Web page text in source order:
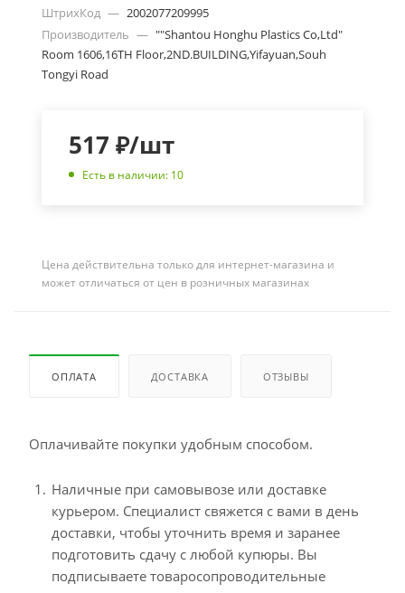
ШтрихКод — 2002077209995
Производитель — ""Shantou Honghu Plastics Co,Ltd"
Room 1606,16TH Floor,2ND.BUILDING,Yifayuan,Souh
Tongyi Road
517 ₽/шт
Есть в наличии: 10
Цена действительна только для интернет-магазина и
может отличаться от цен в розничных магазинах
ОПЛАТА ДОСТАВКА ОТЗЫВЫ
Оплачивайте покупки удобным способом.
Наличные при самовывозе или доставке
курьером. Специалист свяжется с вами в день
доставки, чтобы уточнить время и заранее
подготовить сдачу с любой купюры. Вы
подписываете товаросопроводительные